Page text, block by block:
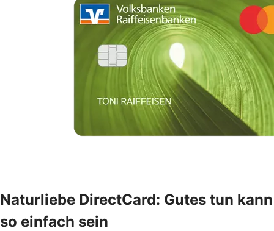
Naturliebe DirectCard: Gutes tun kann
so einfach sein